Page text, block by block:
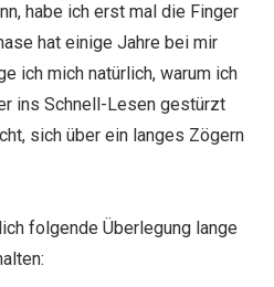
habe ich erst mal die Finger
hat einige Jahre bei mir
ich mich natürlich, warum ich
ins Schnell-Lesen gestürzt
sich über ein langes Zögern
folgende Überlegung lange